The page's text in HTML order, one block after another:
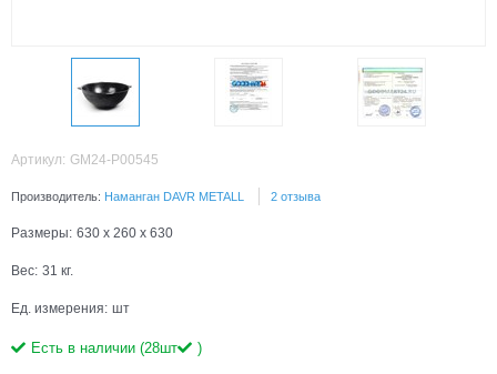
Артикул: GM24-P00545
Производитель: Наманган DAVR METALL 2 отзыва
Размеры: 630 x 260 x 630
Вес: 31 кг.
Ед. измерения: шт
Есть в наличии (28шт )